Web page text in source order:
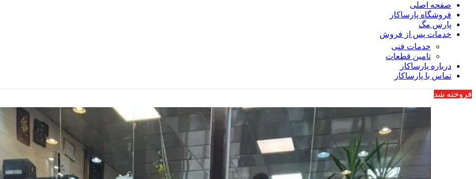
صفحه اصلی
فروشگاه پارساکار
پارس مگ
خدمات پس از فروش
خدمات فنی
تامین قطعات
درباره پارساکار
تماس با پارساکار
فروخته شد